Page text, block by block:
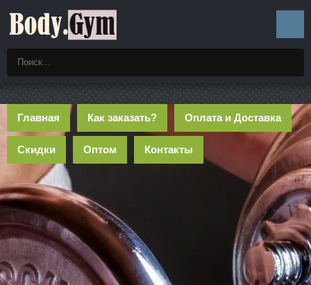
Главная Как заказать? Оплата и Доставка
Скидки Оптом Контакты